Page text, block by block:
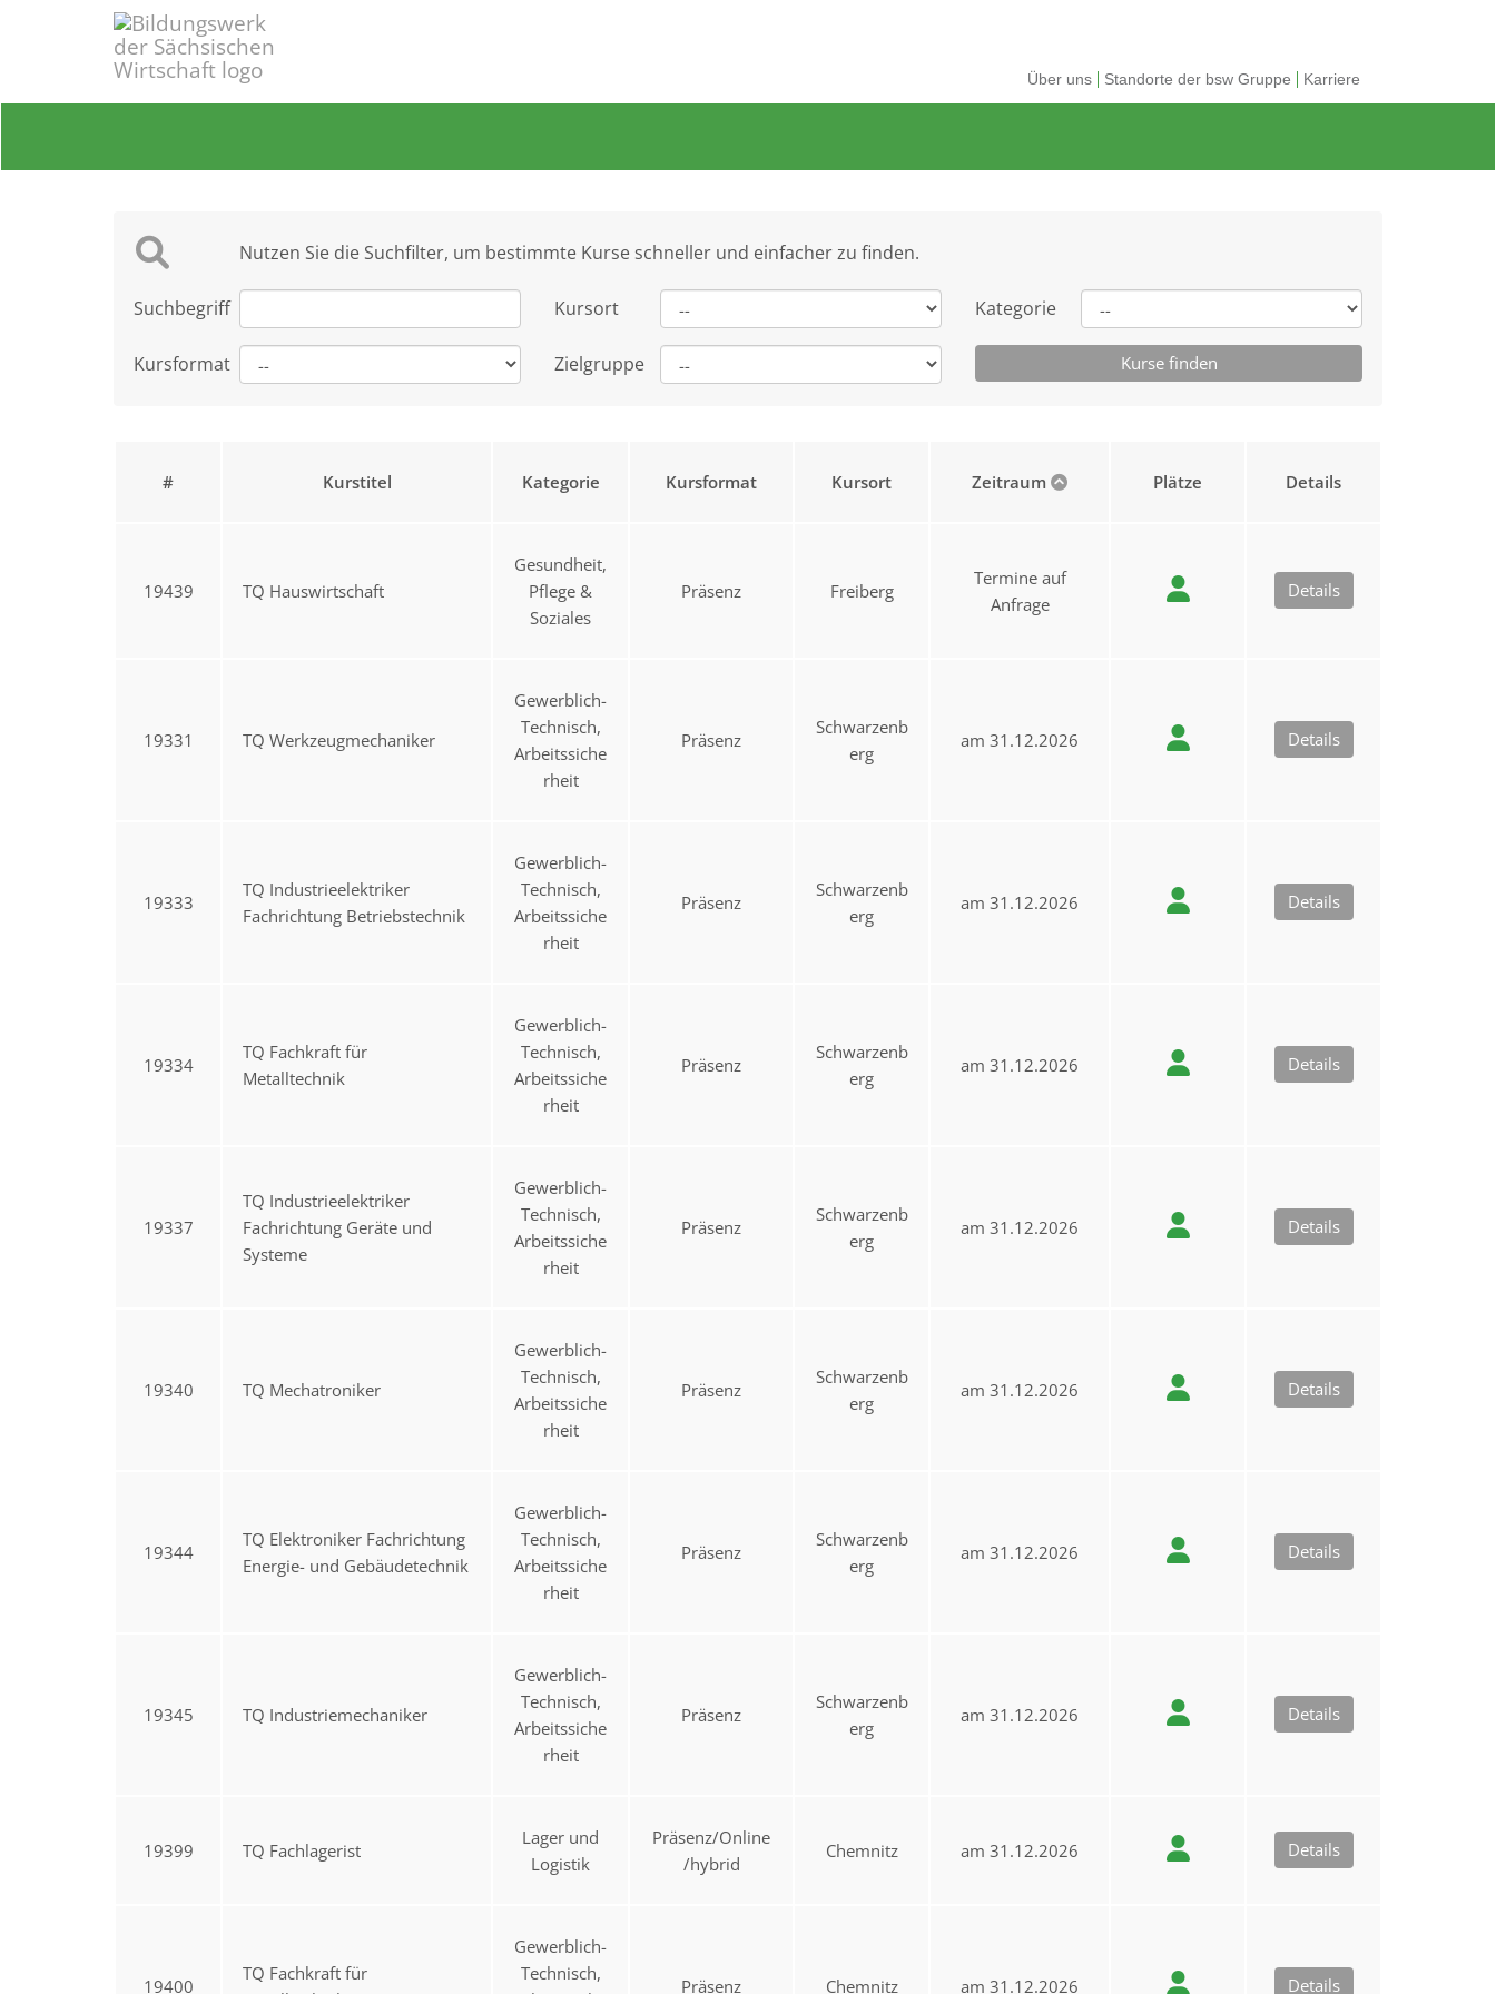
Über uns Standorte der bsw Gruppe Karriere
Nutzen Sie die Suchfilter, um bestimmte Kurse schneller und einfacher zu finden.
Suchbegriff Kursort Kategorie
Kursformat Zielgruppe
# Kurstitel Kategorie Kursformat Kursort Zeitraum Plätze Details
19439 TQ Hauswirtschaft
Gesundheit,
Pflege &
Soziales
Präsenz Freiberg
Termine auf
Anfrage
Details
19331 TQ Werkzeugmechaniker
Gewerblich-
Technisch,
Arbeitssiche
rheit
Präsenz
Schwarzenb
erg
am 31.12.2026 Details
19333
TQ Industrieelektriker
Fachrichtung Betriebstechnik
Gewerblich-
Technisch,
Arbeitssiche
rheit
Präsenz
Schwarzenb
erg
am 31.12.2026 Details
19334
TQ Fachkraft für
Metalltechnik
Gewerblich-
Technisch,
Arbeitssiche
rheit
Präsenz
Schwarzenb
erg
am 31.12.2026 Details
19337
TQ Industrieelektriker
Fachrichtung Geräte und
Systeme
Gewerblich-
Technisch,
Arbeitssiche
rheit
Präsenz
Schwarzenb
erg
am 31.12.2026 Details
19340 TQ Mechatroniker
Gewerblich-
Technisch,
Arbeitssiche
rheit
Präsenz
Schwarzenb
erg
am 31.12.2026 Details
19344
TQ Elektroniker Fachrichtung
Energie- und Gebäudetechnik
Gewerblich-
Technisch,
Arbeitssiche
rheit
Präsenz
Schwarzenb
erg
am 31.12.2026 Details
19345 TQ Industriemechaniker
Gewerblich-
Technisch,
Arbeitssiche
rheit
Präsenz
Schwarzenb
erg
am 31.12.2026 Details
19399 TQ Fachlagerist
Lager und
Logistik
Präsenz/Online
/hybrid
Chemnitz am 31.12.2026 Details
19400
TQ Fachkraft für
Gewerblich-
Technisch,
Präsenz Chemnitz am 31.12.2026 Details